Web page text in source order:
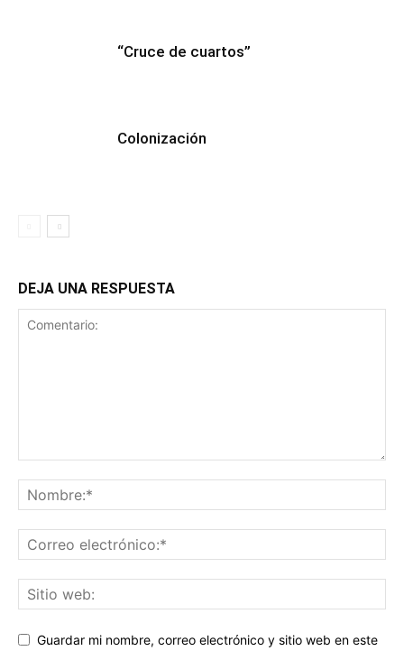
“Cruce de cuartos”
Colonización
DEJA UNA RESPUESTA
Guardar mi nombre, correo electrónico y sitio web en este